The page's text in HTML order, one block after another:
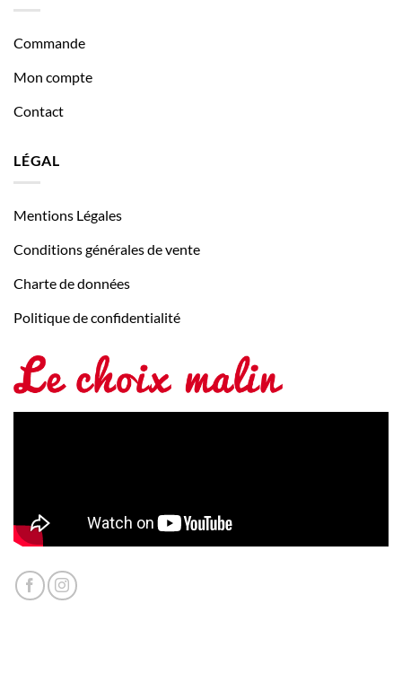
Commande
Mon compte
Contact
LÉGAL
Mentions Légales
Conditions générales de vente
Charte de données
Politique de confidentialité